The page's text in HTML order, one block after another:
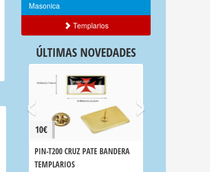
Masonica
Templarios
ÚLTIMAS NOVEDADES
10€
PIN-T200 CRUZ PATE BANDERA
TEMPLARIOS
‹ ›